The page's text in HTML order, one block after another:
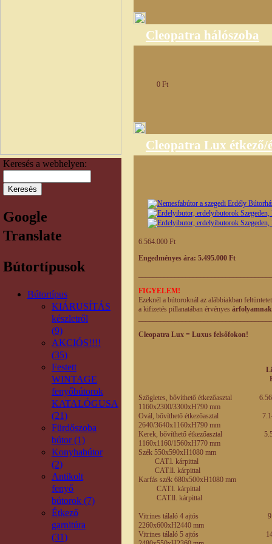
Keresés a webhelyen:
Google
Translate
Bútortípusok
Bútortípus
KIÁRUSÍTÁS
készletről
(9)
AKCIÓS!!!!
(35)
Festett
WINTAGE
fenyőbútorok
KATALÓGUSA
(21)
Fürdőszoba
bútor (1)
Konyhabútor
(2)
Antikolt
fenyő
bútorok (7)
Étkező
garnitúra
(31)
Cleopatra hálószoba
0 Ft
Cleopatra Lux étkező/
6.564.000 Ft
Engedményes ára: 5.495.000 Ft
FIGYELEM!
Ezeknél a bútoroknál az alábbiakban
a kifizetés pillanatában érvényes
Cleopatra Lux = Luxus felsőfokon!
Listaár
Ft/db
Szögletes, bővíthető
1160x2300/3300xH790 mm
Ovál, bővíthető
2640/3640x1160xH790 mm
Kerek, bővíthető
1160x1160/1560xH770 mm
Szék 550x590xH1080 mm
CAT.l. kárpittal
CAT.ll. kárpittal
Karfás szék 680x500xH1080 mm
CAT.l. kárpittal
CAT.ll. kárpittal
Vitrines tálaló 4 ajtós
2260x600xH2440 mm
Vitrines tálaló 5 ajtós